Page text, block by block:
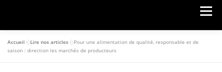
Menu
ACCUEIL PRÉSENTATION
Accueil »Lire nos articles »Pour une alimentation de qualité, responsable et de
saison : direction les marchés de producteurs